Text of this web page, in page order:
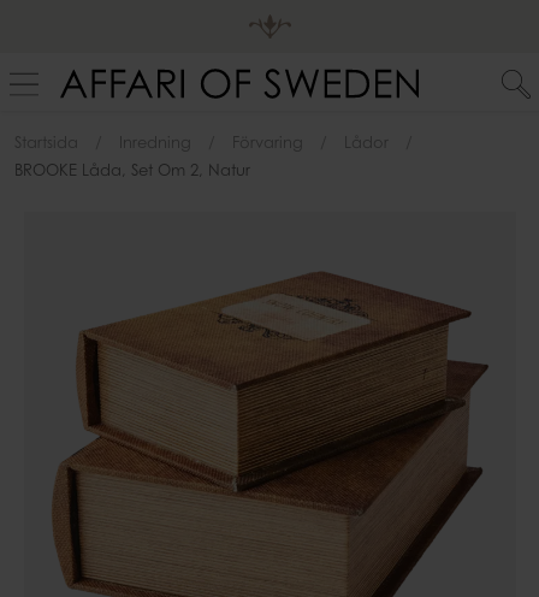
Startsida Inredning Förvaring
Lådor
BROOKE Låda, Set Om 2, Natur